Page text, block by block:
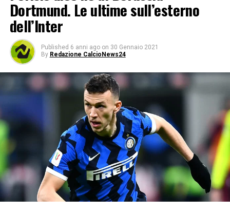
Dortmund. Le ultime sull’esterno
dell’Inter
Published 6 anni ago on 30 Gennaio 2021
By Redazione CalcioNews24